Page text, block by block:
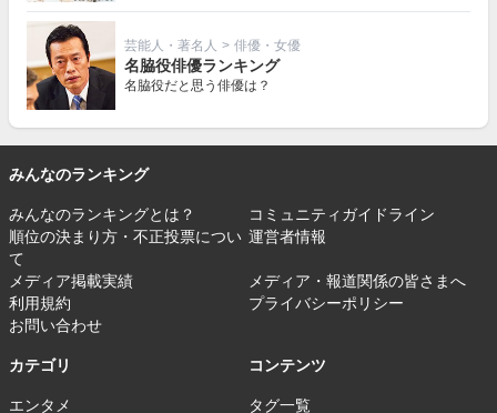
芸能人・著名人 > 俳優・女優
名脇役俳優ランキング
名脇役だと思う俳優は？
みんなのランキング
みんなのランキングとは？
コミュニティガイドライン
順位の決まり方・不正投票につい
て
運営者情報
メディア掲載実績
メディア・報道関係の皆さまへ
利用規約
プライバシーポリシー
お問い合わせ
カテゴリ
エンタメ
コンテンツ
タグ一覧